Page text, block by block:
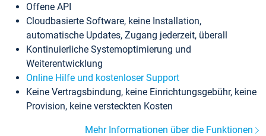
Offene API
Cloudbasierte Software, keine Installation,
automatische Updates, Zugang jederzeit, überall
Kontinuierliche Systemoptimierung und
Weiterentwicklung
Online Hilfe und kostenloser Support
Keine Vertragsbindung, keine Einrichtungsgebühr, keine
Provision, keine versteckten Kosten
Mehr Informationen über die Funktionen